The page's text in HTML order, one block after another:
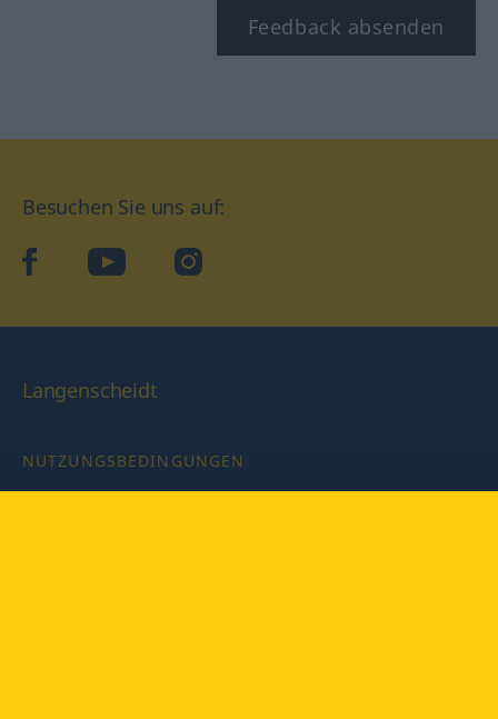
Feedback absenden
Besuchen Sie uns auf:
facebookYouTube Instagram
Langenscheidt
NUTZUNGSBEDINGUNGEN